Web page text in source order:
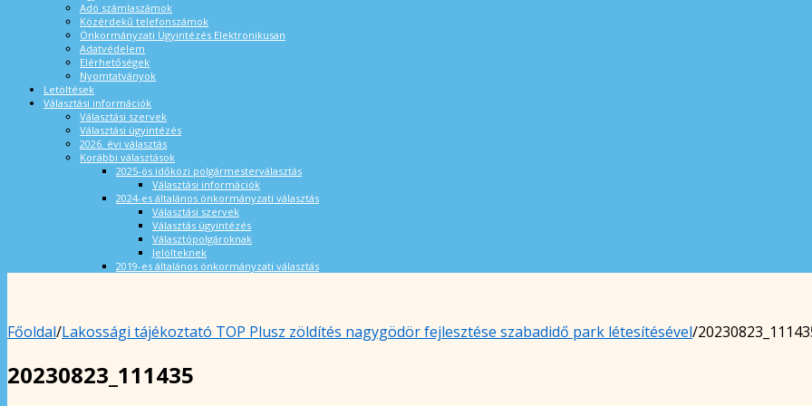
Adó számlaszámok
Közérdekű telefonszámok
Önkormányzati Ügyintézés Elektronikusan
Adatvédelem
Elérhetőségek
Nyomtatványok
Letöltések
Választási információk
Választási szervek
Választási ügyintézés
2026. évi választás
Korábbi választások
2025-ös időközi polgármesterválasztás
Választási információk
2024-es általános önkormányzati választás
Választási szervek
Választás ügyintézés
Választópolgároknak
Jelölteknek
2019-es általános önkormányzati választás
Főoldal/Lakossági tájékoztató TOP Plusz zöldítés nagygödör fejlesztése szabadidő park létesítésével/
20230823_111435